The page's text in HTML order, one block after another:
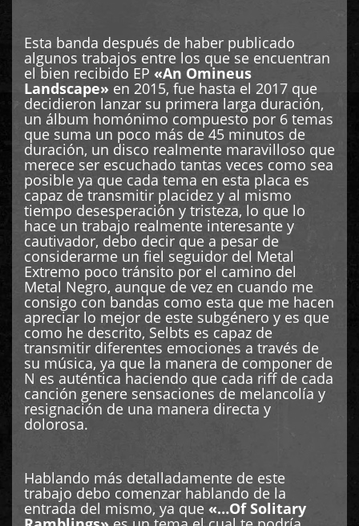
Esta banda después de haber publicado
algunos trabajos entre los que se encuentran
el bien recibido EP «An Omineus
Landscape» en 2015, fue hasta el 2017 que
decidieron lanzar su primera larga duración,
un álbum homónimo compuesto por 6 temas
que suma un poco más de 45 minutos de
duración, un disco realmente maravilloso que
merece ser escuchado tantas veces como sea
posible ya que cada tema en esta placa es
capaz de transmitir placidez y al mismo
tiempo desesperación y tristeza, lo que lo
hace un trabajo realmente interesante y
cautivador, debo decir que a pesar de
considerarme un fiel seguidor del Metal
Extremo poco tránsito por el camino del
Metal Negro, aunque de vez en cuando me
consigo con bandas como esta que me hacen
apreciar lo mejor de este subgénero y es que
como he descrito, Selbts es capaz de
transmitir diferentes emociones a través de
su música, ya que la manera de componer de
N es auténtica haciendo que cada riff de cada
canción genere sensaciones de melancolía y
resignación de una manera directa y
dolorosa.
Hablando más detalladamente de este
trabajo debo comenzar hablando de la
entrada del mismo, ya que «…Of Solitary